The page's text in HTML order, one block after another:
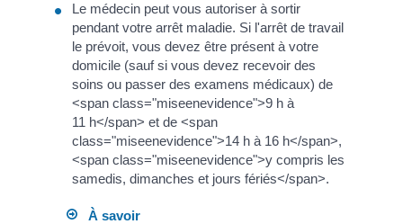
Le médecin peut vous autoriser à sortir
pendant votre arrêt maladie. Si l'arrêt de travail
le prévoit, vous devez être présent à votre
domicile (sauf si vous devez recevoir des
soins ou passer des examens médicaux) de
<span class="miseenevidence">9 h à
11 h</span> et de <span
class="miseenevidence">14 h à 16 h</span>,
<span class="miseenevidence">y compris les
samedis, dimanches et jours fériés</span>.
À savoir